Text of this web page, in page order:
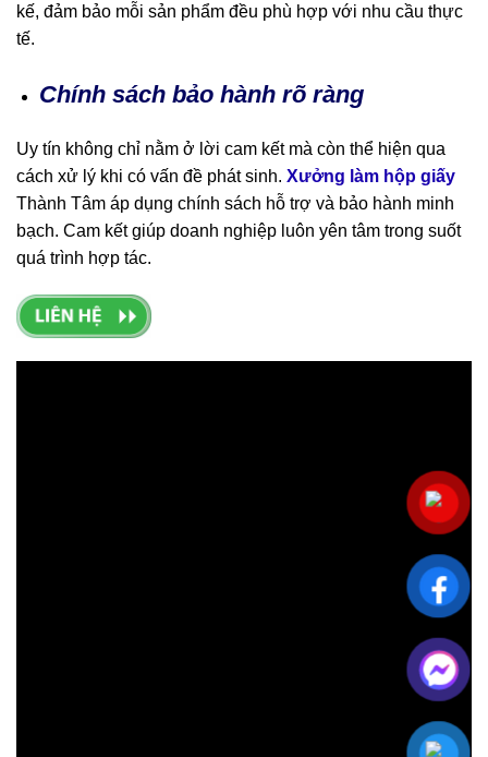
kế, đảm bảo mỗi sản phẩm đều phù hợp với nhu cầu thực
tế.
Chính sách bảo hành rõ ràng
Uy tín không chỉ nằm ở lời cam kết mà còn thể hiện qua
cách xử lý khi có vấn đề phát sinh. Xưởng làm hộp giấy
Thành Tâm áp dụng chính sách hỗ trợ và bảo hành minh
bạch. Cam kết giúp doanh nghiệp luôn yên tâm trong suốt
quá trình hợp tác.